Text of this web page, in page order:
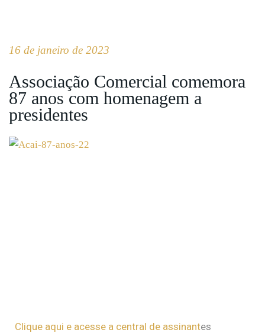
16 de janeiro de 2023
Associação Comercial comemora
87 anos com homenagem a
presidentes
Clique aqui e acesse a central de assinantes